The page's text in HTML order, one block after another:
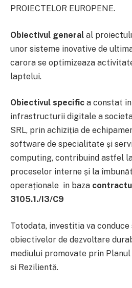
PROIECTELOR EUROPENE.
Obiectivul general al
unor sisteme inovative de
carora se optimizeaza
laptelui.
Obiectivul specific a constat
infrastructurii digitale a
SRL, prin achiziția de
software de specialitate și
computing, contribuind astfel
proceselor interne și la
operaționale in baza
3105.1./I3/C9
Totodata, investitia va
obiectivelor de dezvoltare
mediului promovate prin
si Rezilientă.